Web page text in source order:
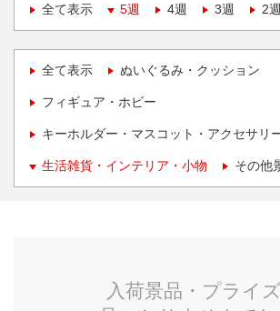
全て表示
5週 4週 3週 2週
全て表示 ぬいぐるみ・クッション
フィギュア・ホビー
キーホルダー・マスコット・アクセサリ
生活雑貨・インテリア・小物 その他